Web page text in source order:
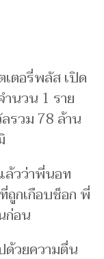
เตอรี่พลัส เปิด
ำนวน 1 ราย
รวม 78 ล้าน
ล้วว่าพี่นอท
ถูกเกือบช็อก พี่
ก่อน
ด้วยความตื่น